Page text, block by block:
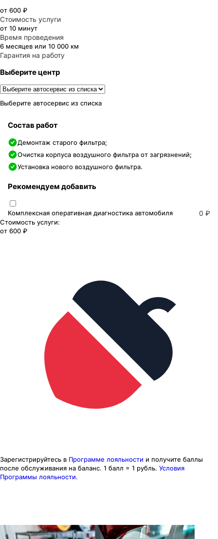
от 600 ₽
Стоимость услуги
от 10 минут
Время проведения
6 месяцев или 10 000 км
Гарантия на работу
Выберите центр
Выберите автосервис из списка
Состав работ
Демонтаж старого фильтра;
Очистка корпуса воздушного фильтра от загрязнений;
Установка нового воздушного фильтра.
Рекомендуем добавить
Комплексная оперативная диагностика автомобиля 0 ₽
Стоимость услуги:
от 600 ₽
Зарегистрируйтесь в Программе лояльности и получите баллы
после обслуживания на баланс. 1 балл = 1 рубль. Условия
Программы лояльности.